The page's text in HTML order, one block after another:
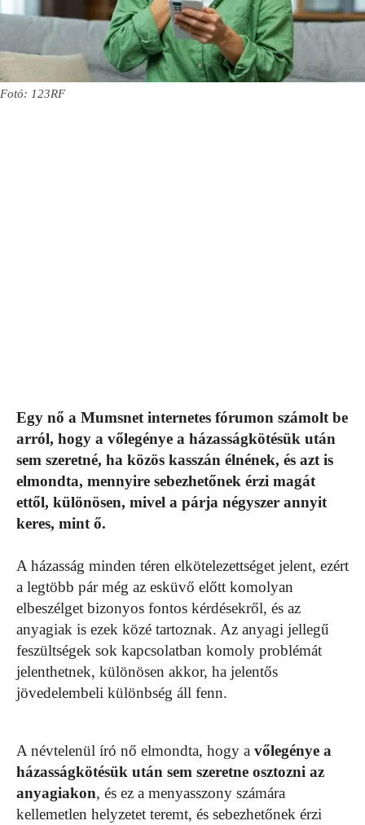
Fotó: 123RF
Egy nő a Mumsnet internetes fórumon számolt be
arról, hogy a vőlegénye a házasságkötésük után
sem szeretné, ha közös kasszán élnének, és azt is
elmondta, mennyire sebezhetőnek érzi magát
ettől, különösen, mivel a párja négyszer annyit
keres, mint ő.
A házasság minden téren elkötelezettséget jelent, ezért
a legtöbb pár még az esküvő előtt komolyan
elbeszélget bizonyos fontos kérdésekről, és az
anyagiak is ezek közé tartoznak. Az anyagi jellegű
feszültségek sok kapcsolatban komoly problémát
jelenthetnek, különösen akkor, ha jelentős
jövedelembeli különbség áll fenn.
A névtelenül író nő elmondta, hogy a vőlegénye a
házasságkötésük után sem szeretne osztozni az
anyagiakon, és ez a menyasszony számára
kellemetlen helyzetet teremt, és sebezhetőnek érzi